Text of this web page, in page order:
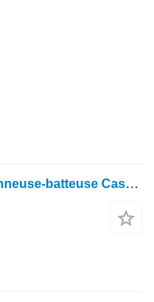
Vérin hydraulique pour moissonneuse-batteuse Case IH STX 450